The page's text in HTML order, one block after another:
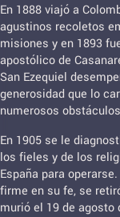
En 1888 viajó a
agustinos recoletos
misiones y en 1893
apostólico de
San Ezequiel
generosidad que lo
numerosos
En 1905 se le
los fieles y de los
España para
firme en su fe, se
murió el 19 de agosto